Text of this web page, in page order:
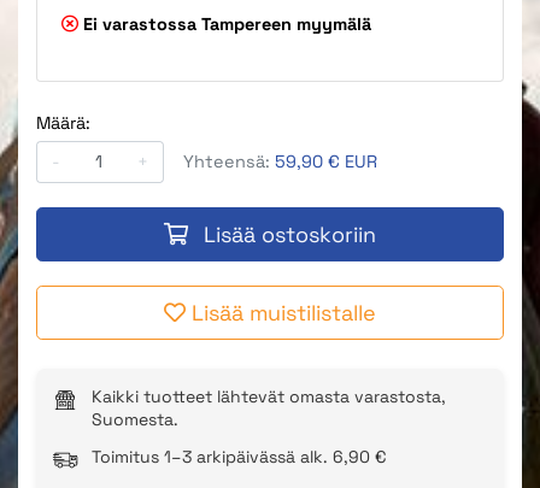
Ei varastossa Tampereen myymälä
Määrä:
-
+ Yhteensä: 59,90 € EUR
Lisää ostoskoriin
Lisää muistilistalle
Kaikki tuotteet lähtevät omasta varastosta,
Suomesta.
Toimitus 1–3 arkipäivässä alk. 6,90 €